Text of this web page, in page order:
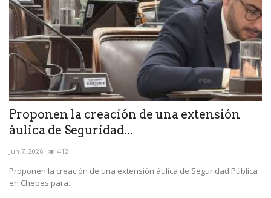
Proponen la creación de una extensión
áulica de Seguridad...
Jun 7, 2026 412
Proponen la creación de una extensión áulica de Seguridad Pública
en Chepes para...